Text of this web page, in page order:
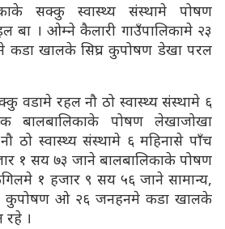
सक्कु स्वास्थ्य संस्थामे पोषण
बा । ओम्ने कैलारी गाउँपालिकामे २३
कडा खालके सिघ्र कुपोषण डेखा परल
वडामे रहल नौ ठो स्वास्थ्य संस्थामे ६
बालबालिकाके पोषण लेखाजोखा
ठो स्वास्थ्य संस्थामे ६ महिनासे पाँच
१ सय ७३ जाने बालबालिकाके पोषण
१ हजार ९ सय ५६ जाने सामान्य,
कुपोषण ओ २६ जनहनमे कडा खालके
।